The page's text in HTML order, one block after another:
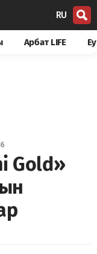
RU
Арбат LIFE
Gold»